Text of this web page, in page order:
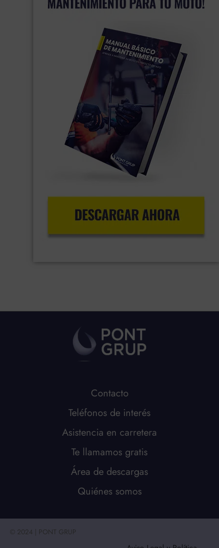
Contacto
Teléfonos de interés
Asistencia en carretera
Te llamamos gratis
Área de descargas
Quiénes somos
© 2024 | PONT GRUP